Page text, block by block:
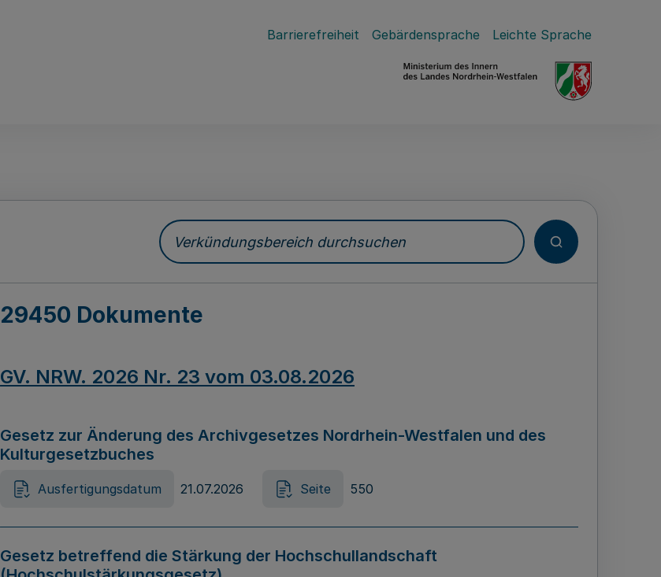
Barrierefreiheit Gebärdensprache Leichte Sprache
Verkündungsbereich durchsuchen
29450 Dokumente
GV. NRW. 2026 Nr. 23 vom 03.08.2026
Gesetz zur Änderung des Archivgesetzes Nordrhein-Westfalen und des
Kulturgesetzbuches
Ausfertigungsdatum 21.07.2026 Seite 550
Gesetz betreffend die Stärkung der Hochschullandschaft